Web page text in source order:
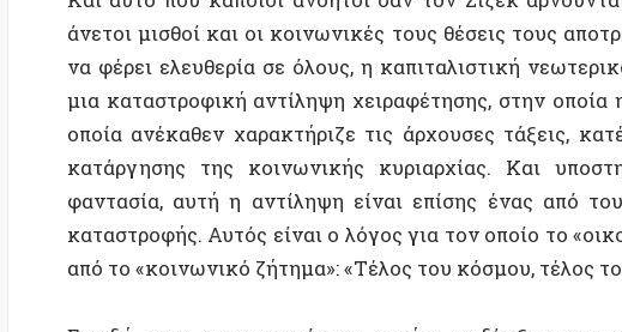
Επειδή, στην πραγματικότητα, αυτή η επιδίωξη της
χαρακτήριζε πάντα τις άρχουσες τάξεις, όχι τις εργατικές
τόσο να απαλλαγούν από την εργασία όσο από την καταπίεση
επέβαλαν οι ισχυροί για να απαλλαγούν από «ταπεινές υλικές
κοινότητες κ.λπ. Όλες αυτές επιθυμούσαν και
ελευθερίας, το μόνο που αξίζει αυτό το όνομα.
«Για τις εργατικές τάξεις, η χειραφέτηση δεν σημαίνει
ζωής, αλλά κατάργηση των σχέσεων κυριαρχίας. Ως εκ
«επαναλαμβανόμενοι αγώνες για την υπεράσπιση των κοινών